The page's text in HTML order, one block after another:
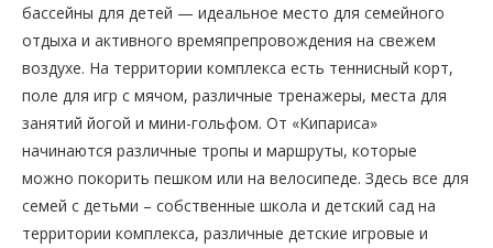
бассейны для детей — идеальное место для семейного
отдыха и активного времяпрепровождения на свежем
воздухе. На территории комплекса есть теннисный корт,
поле для игр с мячом, различные тренажеры, места для
занятий йогой и мини-гольфом. От «Кипариса»
начинаются различные тропы и маршруты, которые
можно покорить пешком или на велосипеде. Здесь все для
семей с детьми – собственные школа и детский сад на
территории комплекса, различные детские игровые и